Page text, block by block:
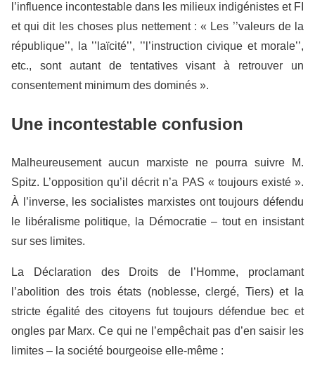
l’influence incontestable dans les milieux indigénistes et FI
et qui dit les choses plus nettement : « Les ’’valeurs de la
république’’, la ’’laïcité’’, ’’l’instruction civique et morale’’,
etc., sont autant de tentatives visant à retrouver un
consentement minimum des dominés ».
Une incontestable confusion
Malheureusement aucun marxiste ne pourra suivre M.
Spitz. L’opposition qu’il décrit n’a PAS « toujours existé ».
À l’inverse, les socialistes marxistes ont toujours défendu
le libéralisme politique, la Démocratie – tout en insistant
sur ses limites.
La Déclaration des Droits de l’Homme, proclamant
l’abolition des trois états (noblesse, clergé, Tiers) et la
stricte égalité des citoyens fut toujours défendue bec et
ongles par Marx. Ce qui ne l’empêchait pas d’en saisir les
limites – la société bourgeoise elle-même :